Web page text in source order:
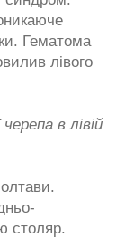
Гематома
лівого
в лівій
столяр.